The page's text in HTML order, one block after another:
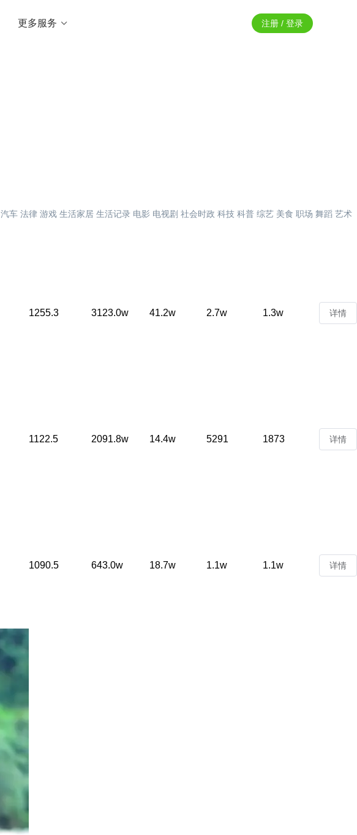
更多服务 注册 / 登录
汽车 法律 游戏 生活家居 生活记录 电影 电视剧 社会时政 科技 科普 综艺 美食 职场 舞蹈 艺术
1255.3 3123.0w 41.2w 2.7w 1.3w 详情
1122.5 2091.8w 14.4w 5291 1873 详情
1090.5 643.0w 18.7w 1.1w 1.1w 详情